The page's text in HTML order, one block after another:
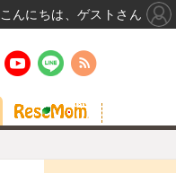
こんにちは、ゲストさん